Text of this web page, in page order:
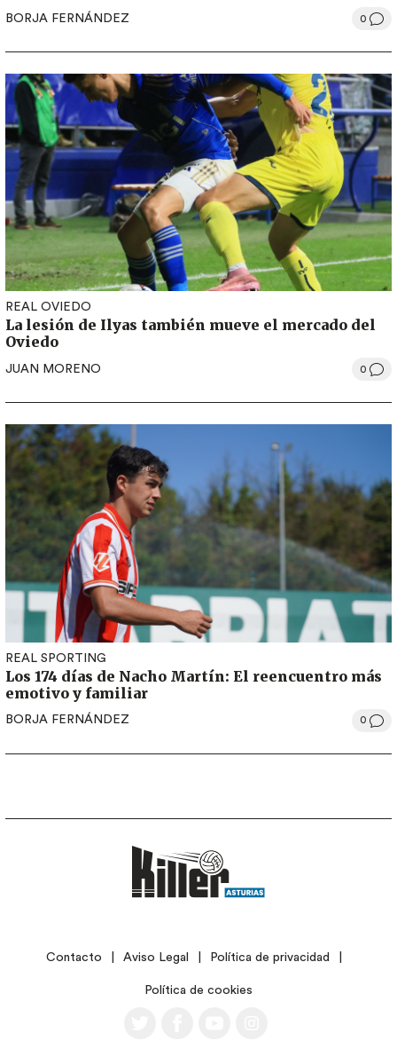
BORJA FERNÁNDEZ 0
REAL OVIEDO
La lesión de Ilyas también mueve el mercado del
Oviedo
JUAN MORENO 0
REAL SPORTING
Los 174 días de Nacho Martín: El reencuentro más
emotivo y familiar
BORJA FERNÁNDEZ 0
LEGALContacto Aviso Legal Política de privacidad
Política de cookies